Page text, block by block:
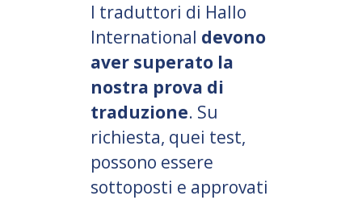
I traduttori di Hallo
International devono
aver superato la
nostra prova di
traduzione. Su
richiesta, quei test,
possono essere
sottoposti e approvati